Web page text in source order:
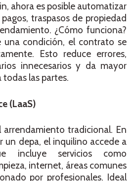
ahora es posible automatizar
traspasos de propiedad
¿Cómo funciona?
una condición, el contrato se
Esto reduce errores,
innecesarios y da mayor
todas las partes.
(LaaS)
arrendamiento tradicional. En
un depa, el inquilino accede a
incluye servicios como
internet, áreas comunes
por profesionales. Ideal